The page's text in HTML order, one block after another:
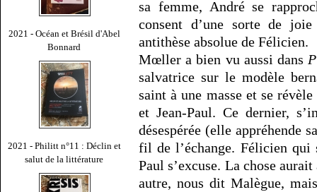
2021 - Océan et Brésil d'Abel
Bonnard
2021 - Philitt n°11 : Déclin et
salut de la littérature
sa femme, André se
consent d’une sorte de
antithèse absolue de Félicien.
Mœller a bien vu aussi dans
salvatrice sur le modèle
saint à une masse et se
et Jean-Paul. Ce dernier,
désespérée (elle appréhende
fil de l’échange. Félicien
Paul s’excuse. La chose
autre, nous dit Malègue,